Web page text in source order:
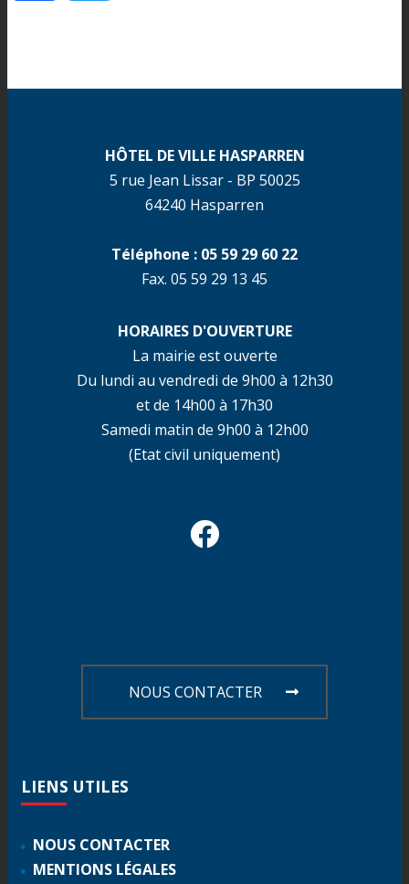
HÔTEL DE VILLE HASPARREN
5 rue Jean Lissar - BP 50025
64240 Hasparren
Téléphone : 05 59 29 60 22
Fax. 05 59 29 13 45
HORAIRES D'OUVERTURE
La mairie est ouverte
Du lundi au vendredi de 9h00 à 12h30
et de 14h00 à 17h30
Samedi matin de 9h00 à 12h00
(Etat civil uniquement)
NOUS CONTACTER
LIENS UTILES
NOUS CONTACTER
MENTIONS LÉGALES